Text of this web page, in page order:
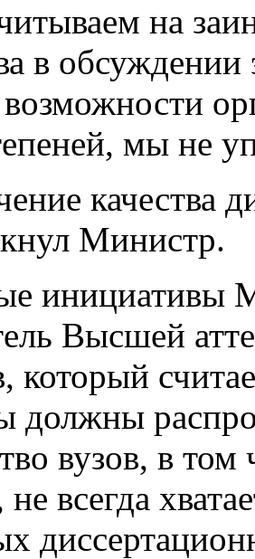
на
в
мы не
качества
Министр.
инициативы
Высшей
который
должны
вузов, в том
всегда